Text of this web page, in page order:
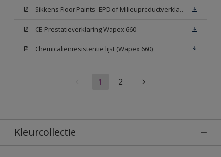
Sikkens Floor Paints- EPD of Milieuproductverklaring
CE-Prestatieverklaring Wapex 660
Chemicaliënresistentie lijst (Wapex 660)
1 2
Kleurcollectie